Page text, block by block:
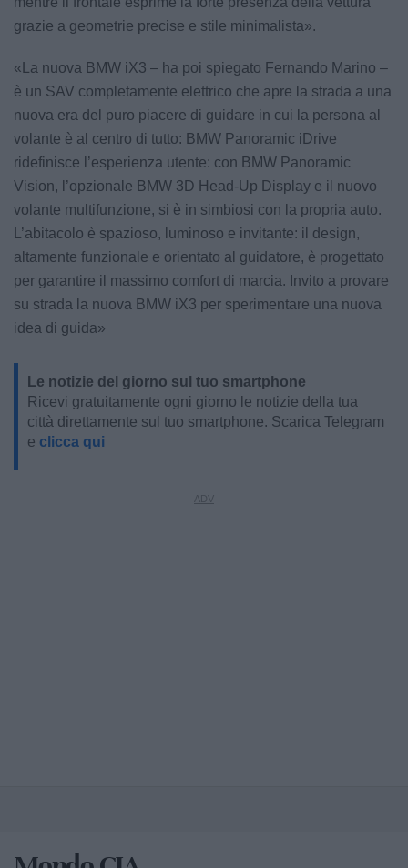
grazie a geometrie precise e stile minimalista».
«La nuova BMW iX3 – ha poi spiegato Fernando Marino –
è un SAV completamente elettrico che apre la strada a una
nuova era del puro piacere di guidare in cui la persona al
volante è al centro di tutto: BMW Panoramic iDrive
ridefinisce l’esperienza utente: con BMW Panoramic
Vision, l’opzionale BMW 3D Head-Up Display e il nuovo
volante multifunzione, si è in simbiosi con la propria auto.
L’abitacolo è spazioso, luminoso e invitante: il design,
altamente funzionale e orientato al guidatore, è progettato
per garantire il massimo comfort di marcia. Invito a provare
su strada la nuova BMW iX3 per sperimentare una nuova
idea di guida»
Le notizie del giorno sul tuo smartphone
Ricevi gratuitamente ogni giorno le notizie della tua
città direttamente sul tuo smartphone. Scarica Telegram
e clicca qui